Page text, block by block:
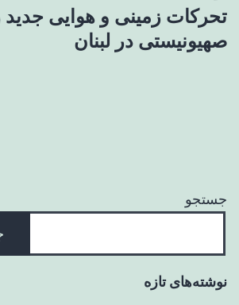
تحرکات زمینی و هوایی جدید
صهیونیستی در لبنان
جستجو
نوشته‌های تازه